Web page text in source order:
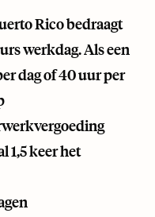
Rico bedraagt
werkdag. Als een
dag of 40 uur per
1,5 keer het